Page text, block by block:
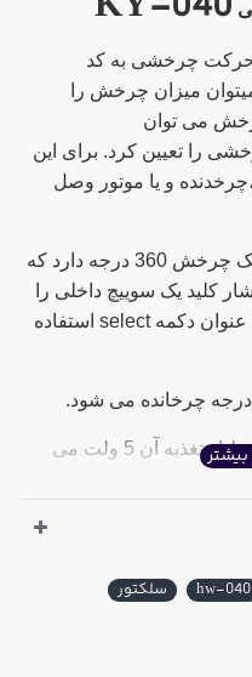
حرکت چرخشی به کد
میزان چرخش را
می توان
را تعیین کرد. برای این
و یا موتور وصل
انکودر روی این ماژول 30 گام در یک چرخش 360 درجه دارد که
کلید یک سوییچ داخلی را
فعال کرد و همینطور از این کلید به عنوان دکمه select استفاده
خروجی این ماژول دیجیتال است و ولتاژ تغذیه آن 5 ولت می
نباشد
hw-040 سلکتور